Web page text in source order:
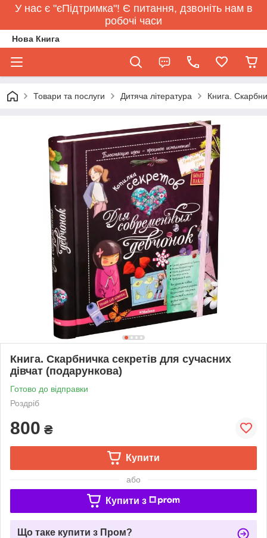
У нас є "єПідтримка"! Є питання, дзвоніть нам в
робочі часи
Нова Книга
Товари та послуги Дитяча література Книга.
Книга. Скарбничка секретів для сучасних
дівчат (подарункова)
Готово до відправки
Роздріб
800 ₴
Купити
або
Купити з
Що таке купити з Пром?